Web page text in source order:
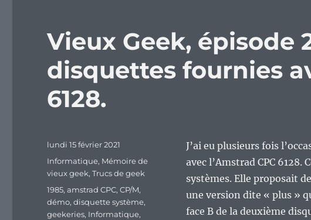
Vieux Geek, épisode
disquettes fournies
6128.
J’ai eu plusieurs fois
avec l’Amstrad CPC
systèmes. Elle proposait
une version dite « plus »
face B de la deuxième
Publié
lundi 15 février 2021
Catégories
Informatique, Mémoire de
vieux geek,Trucs de geek
Étiquettes
1985,amstrad CPC,CP/M,
démo,disquette système,
geekeries, Informatique,